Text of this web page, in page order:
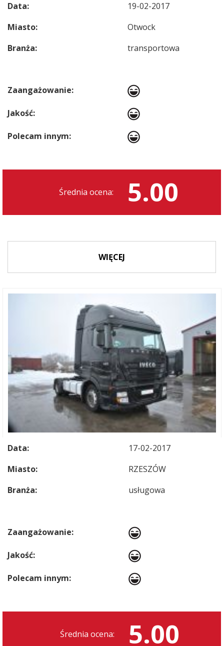
Data:
19-02-2017
Miasto:
Otwock
Branża:
transportowa
Zaangażowanie:
Jakość:
Polecam innym:
Średnia ocena: 5.00
WIĘCEJ
Data:
17-02-2017
Miasto:
RZESZÓW
Branża:
usługowa
Zaangażowanie:
Jakość:
Polecam innym:
Średnia ocena: 5.00